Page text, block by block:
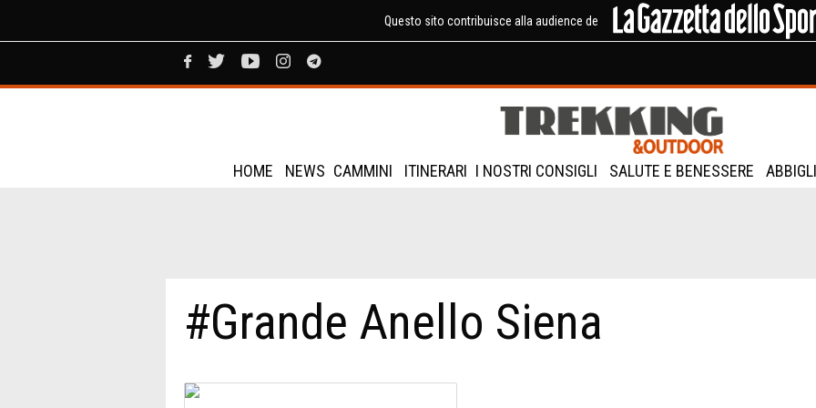
Questo sito contribuisce alla audience de
HOME NEWS CAMMINI ITINERARI I NOSTRI CONSIGLI SALUTE E BENESSERE
#Grande Anello Siena